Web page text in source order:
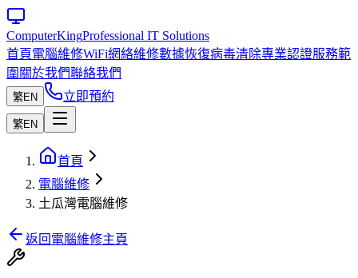
ComputerKingProfessional IT Solutions
首頁電腦維修WiFi網絡維修數據恢復病毒清除專業認證服務範
圍 關於我們聯絡我們
繁EN 立即預約
繁EN
首頁
電腦維修
土瓜灣電腦維修
返回電腦維修主頁